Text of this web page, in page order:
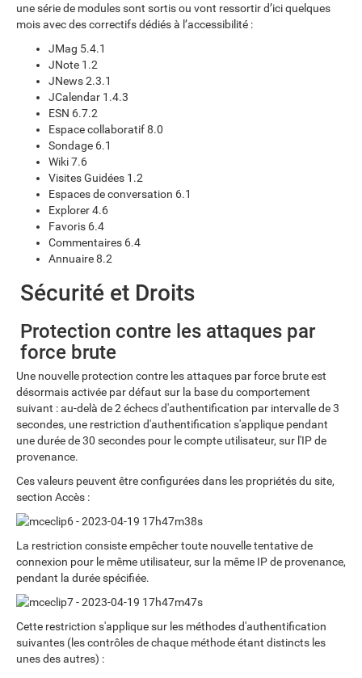
une série de modules sont sortis ou vont ressortir d’ici quelques
mois avec des correctifs dédiés à l’accessibilité :
JMag 5.4.1
JNote 1.2
JNews 2.3.1
JCalendar 1.4.3
ESN 6.7.2
Espace collaboratif 8.0
Sondage 6.1
Wiki 7.6
Visites Guidées 1.2
Espaces de conversation 6.1
Explorer 4.6
Favoris 6.4
Commentaires 6.4
Annuaire 8.2
Sécurité et Droits
Protection contre les attaques par
force brute
Une nouvelle protection contre les attaques par force brute est
désormais activée par défaut sur la base du comportement
suivant : au-delà de 2 échecs d'authentification par intervalle de 3
secondes, une restriction d'authentification s'applique pendant
une durée de 30 secondes pour le compte utilisateur, sur l'IP de
provenance.
Ces valeurs peuvent être configurées dans les propriétés du site,
section Accès :
La restriction consiste empêcher toute nouvelle tentative de
connexion pour le même utilisateur, sur la même IP de provenance,
pendant la durée spécifiée.
Cette restriction s'applique sur les méthodes d'authentification
suivantes (les contrôles de chaque méthode étant distincts les
unes des autres) :